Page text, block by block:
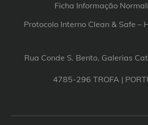
Ficha Informação
Protocolo Interno Clean & Safe –
Rua Conde S. Bento, Galerias
4785-296 TROFA |